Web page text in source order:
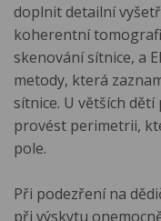
doplnit detailní
koherentní
skenování sítnice, a
metody, která
sítnice. U větších
provést perimetrii,
pole.
Při podezření na
při výskytu